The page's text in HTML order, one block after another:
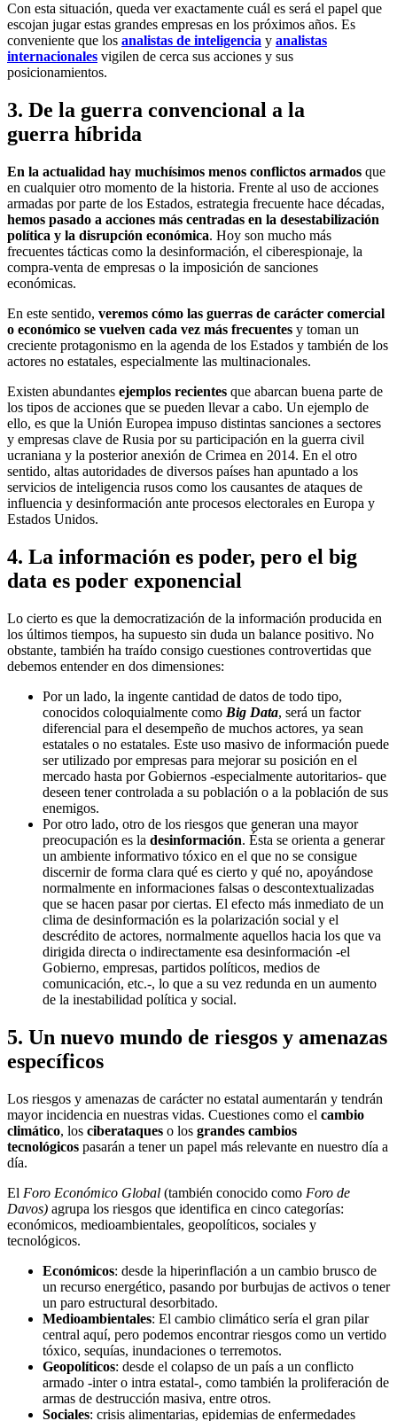
Con esta situación, queda ver exactamente cuál es será el papel que
escojan jugar estas grandes empresas en los próximos años. Es
conveniente que los analistas de inteligencia y analistas
internacionales vigilen de cerca sus acciones y sus
posicionamientos.
3. De la guerra convencional a la
guerra híbrida
En la actualidad hay muchísimos menos conflictos armados que
en cualquier otro momento de la historia. Frente al uso de acciones
armadas por parte de los Estados, estrategia frecuente hace décadas,
hemos pasado a acciones más centradas en la desestabilización
política y la disrupción económica. Hoy son mucho más
frecuentes tácticas como la desinformación, el ciberespionaje, la
compra-venta de empresas o la imposición de sanciones
económicas.
En este sentido, veremos cómo las guerras de carácter comercial
o económico se vuelven cada vez más frecuentes y toman un
creciente protagonismo en la agenda de los Estados y también de los
actores no estatales, especialmente las multinacionales.
Existen abundantes ejemplos recientes que abarcan buena parte de
los tipos de acciones que se pueden llevar a cabo. Un ejemplo de
ello, es que la Unión Europea impuso distintas sanciones a sectores
y empresas clave de Rusia por su participación en la guerra civil
ucraniana y la posterior anexión de Crimea en 2014. En el otro
sentido, altas autoridades de diversos países han apuntado a los
servicios de inteligencia rusos como los causantes de ataques de
influencia y desinformación ante procesos electorales en Europa y
Estados Unidos.
4. La información es poder, pero el big
data es poder exponencial
Lo cierto es que la democratización de la información producida en
los últimos tiempos, ha supuesto sin duda un balance positivo. No
obstante, también ha traído consigo cuestiones controvertidas que
debemos entender en dos dimensiones:
Por un lado, la ingente cantidad de datos de todo tipo,
conocidos coloquialmente como Big Data, será un factor
diferencial para el desempeño de muchos actores, ya sean
estatales o no estatales. Este uso masivo de información puede
ser utilizado por empresas para mejorar su posición en el
mercado hasta por Gobiernos -especialmente autoritarios- que
deseen tener controlada a su población o a la población de sus
enemigos.
Por otro lado, otro de los riesgos que generan una mayor
preocupación es la desinformación. Ésta se orienta a generar
un ambiente informativo tóxico en el que no se consigue
discernir de forma clara qué es cierto y qué no, apoyándose
normalmente en informaciones falsas o descontextualizadas
que se hacen pasar por ciertas. El efecto más inmediato de un
clima de desinformación es la polarización social y el
descrédito de actores, normalmente aquellos hacia los que va
dirigida directa o indirectamente esa desinformación -el
Gobierno, empresas, partidos políticos, medios de
comunicación, etc.-, lo que a su vez redunda en un aumento
de la inestabilidad política y social.
5. Un nuevo mundo de riesgos y amenazas
específicos
Los riesgos y amenazas de carácter no estatal aumentarán y tendrán
mayor incidencia en nuestras vidas. Cuestiones como el cambio
climático, los ciberataques o los grandes cambios
tecnológicos pasarán a tener un papel más relevante en nuestro día a
día.
El Foro Económico Global (también conocido como Foro de
Davos) agrupa los riesgos que identifica en cinco categorías:
económicos, medioambientales, geopolíticos, sociales y
tecnológicos.
Económicos: desde la hiperinflación a un cambio brusco de
un recurso energético, pasando por burbujas de activos o tener
un paro estructural desorbitado.
Medioambientales: El cambio climático sería el gran pilar
central aquí, pero podemos encontrar riesgos como un vertido
tóxico, sequías, inundaciones o terremotos.
Geopolíticos: desde el colapso de un país a un conflicto
armado -inter o intra estatal-, como también la proliferación de
armas de destrucción masiva, entre otros.
Sociales: crisis alimentarias, epidemias de enfermedades